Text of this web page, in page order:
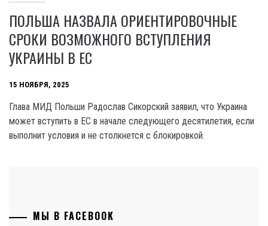
ПОЛЬША НАЗВАЛА ОРИЕНТИРОВОЧНЫЕ
СРОКИ ВОЗМОЖНОГО ВСТУПЛЕНИЯ
УКРАИНЫ В ЕС
15 НОЯБРЯ, 2025
Глава МИД Польши Радослав Сикорский заявил, что Украина
может вступить в ЕС в начале следующего десятилетия, если
выполнит условия и не столкнется с блокировкой.
МЫ В FACEBOOK